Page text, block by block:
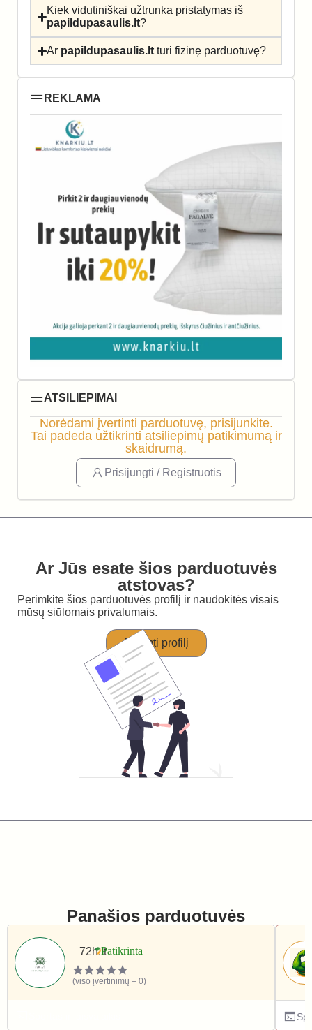
Kiek vidutiniškai užtrunka pristatymas iš
papildupasaulis.lt?
Ar papildupasaulis.lt turi fizinę parduotuvę?
REKLAMA
ATSILIEPIMAI
Norėdami įvertinti parduotuvę, prisijunkite.
Tai padeda užtikrinti atsiliepimų patikimumą ir
skaidrumą.
Prisijungti / Registruotis
Ar Jūs esate šios parduotuvės
atstovas?
Perimkite šios parduotuvės profilį ir naudokitės visais
mūsų siūlomais privalumais.
Perimti profilį
Panašios parduotuvės
72h.lt
(viso įvertinimų – 0)